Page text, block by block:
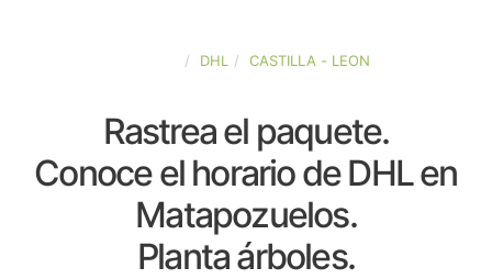
DHL CASTILLA - LEON
Rastrea el paquete.
Conoce el horario de DHL en
Matapozuelos.
Planta árboles.